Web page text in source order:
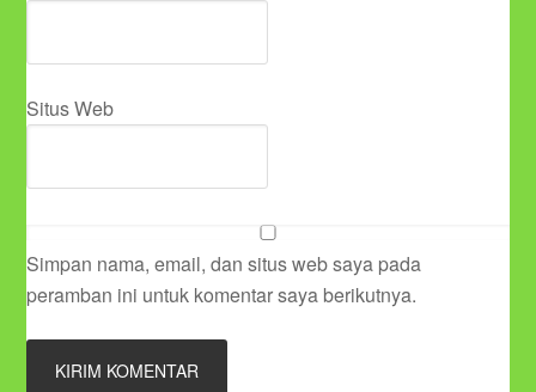
Situs Web
Simpan nama, email, dan situs web saya pada
peramban ini untuk komentar saya berikutnya.